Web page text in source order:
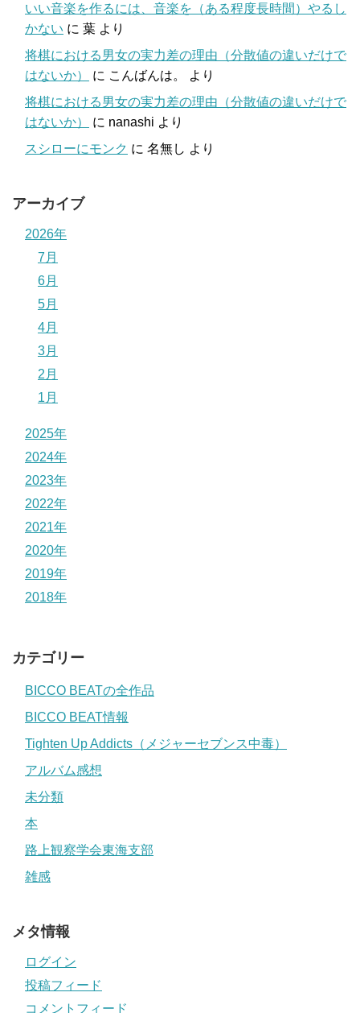
いい音楽を作るには、音楽を（ある程度長時間）やるし
かない に 葉 より
将棋における男女の実力差の理由（分散値の違いだけで
はないか）
に こんばんは。
より
将棋における男女の実力差の理由（分散値の違いだけで
はないか）
に nanashi より
スシローにモンク に 名無し より
アーカイブ
2026年
7月
6月
5月
4月
3月
2月
1月
2025年
2024年
2023年
2022年
2021年
2020年
2019年
2018年
カテゴリー
BICCO BEATの全作品
BICCO BEAT情報
Tighten Up Addicts（メジャーセブンス中毒）
アルバム感想
未分類
本
路上観察学会東海支部
雑感
メタ情報
ログイン
投稿フィード
コメントフィード